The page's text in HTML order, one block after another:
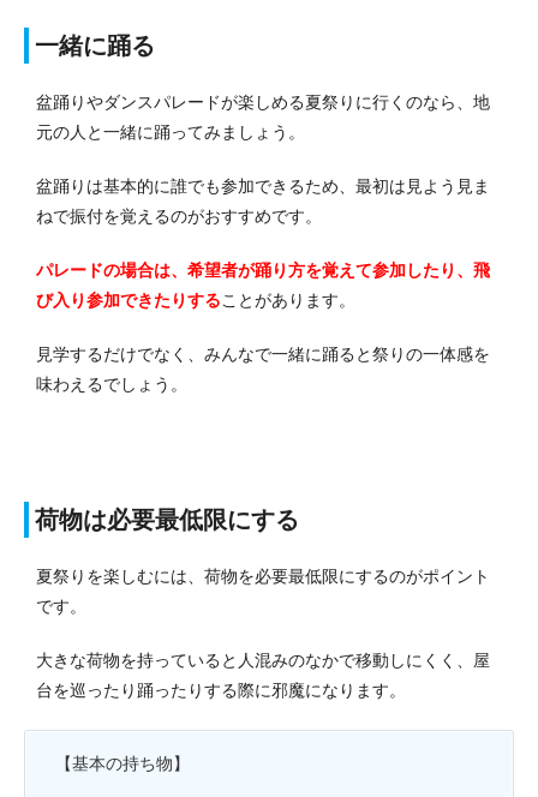
一緒に踊る
盆踊りやダンスパレードが楽しめる夏祭りに行くのなら、地
元の人と一緒に踊ってみましょう。
盆踊りは基本的に誰でも参加できるため、最初は見よう見ま
ねで振付を覚えるのがおすすめです。
パレードの場合は、希望者が踊り方を覚えて参加したり、飛
び入り参加できたりすることがあります。
見学するだけでなく、みんなで一緒に踊ると祭りの一体感を
味わえるでしょう。
荷物は必要最低限にする
夏祭りを楽しむには、荷物を必要最低限にするのがポイント
です。
大きな荷物を持っていると人混みのなかで移動しにくく、屋
台を巡ったり踊ったりする際に邪魔になります。
【基本の持ち物】